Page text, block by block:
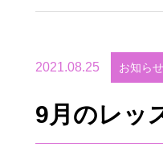
2021.08.25 お知らせ
9月のレッ